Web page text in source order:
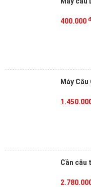
400.000 đ
Máy
Cần câu